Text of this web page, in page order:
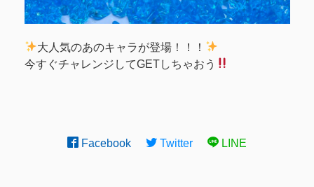
大人気のあのキャラが登場！！！
今すぐチャレンジしてGETしちゃおう
Facebook Twitter LINE